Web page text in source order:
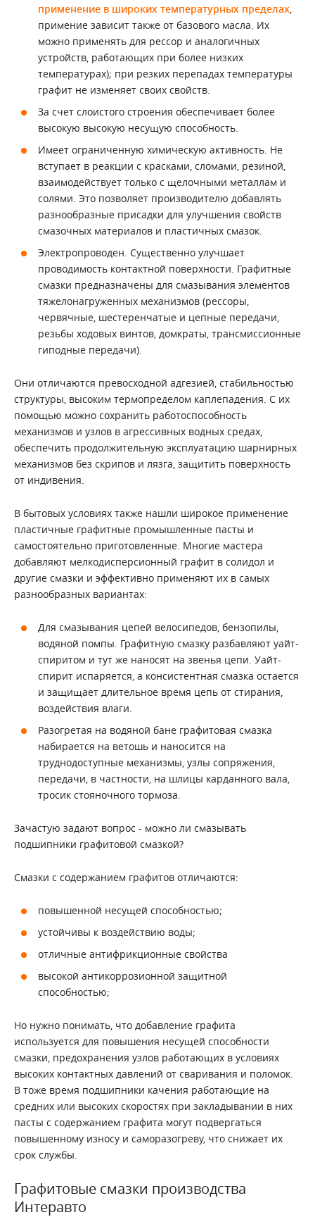
применение в широких температурных пределах,
примение зависит также от базового масла. Их
можно применять для рессор и аналогичных
устройств, работающих при более низких
температурах); при резких перепадах температуры
графит не изменяет своих свойств.
За счет слоистого строения обеспечивает более
высокую высокую несущую способность.
Имеет ограниченную химическую активность. Не
вступает в реакции с красками, сломами, резиной,
взаимодействует только с щелочными металлам и
солями. Это позволяет производителю добавлять
разнообразные присадки для улучшения свойств
смазочных материалов и пластичных смазок.
Электропроводен. Существенно улучшает
проводимость контактной поверхности. Графитные
смазки предназначены для смазывания элементов
тяжелонагруженных механизмов (рессоры,
червячные, шестеренчатые и цепные передачи,
резьбы ходовых винтов, домкраты, трансмиссионные
гиподные передачи).
Они отличаются превосходной адгезией, стабильностью
структуры, высоким термопределом каплепадения. С их
помощью можно сохранить работоспособность
механизмов и узлов в агрессивных водных средах,
обеспечить продолжительную эксплуатацию шарнирных
механизмов без скрипов и лязга, защитить поверхность
от индивения.
В бытовых условиях также нашли широкое применение
пластичные графитные промышленные пасты и
самостоятельно приготовленные. Многие мастера
добавляют мелкодисперсионный графит в солидол и
другие смазки и эффективно применяют их в самых
разнообразных вариантах:
Для смазывания цепей велосипедов, бензопилы,
водяной помпы. Графитную смазку разбавляют уайт-
спиритом и тут же наносят на звенья цепи. Уайт-
спирит испаряется, а консистентная смазка остается
и защищает длительное время цепь от стирания,
воздействия влаги.
Разогретая на водяной бане графитовая смазка
набирается на ветошь и наносится на
труднодоступные механизмы, узлы сопряжения,
передачи, в частности, на шлицы карданного вала,
тросик стояночного тормоза.
Зачастую задают вопрос - можно ли смазывать
подшипники графитовой смазкой?
Смазки с содержанием графитов отличаются:
повышенной несущей способностью;
устойчивы к воздействию воды;
отличные антифрикционные свойства
высокой антикоррозионной защитной
способностью;
Но нужно понимать, что добавление графита
используется для повышения несущей способности
смазки, предохранения узлов работающих в условиях
высоких контактных давлений от сваривания и поломок.
В тоже время подшипники качения работающие на
средних или высоких скоростях при закладывании в них
пасты с содержанием графита могут подвергаться
повышенному износу и саморазогреву, что снижает их
срок службы.
Графитовые смазки производства
Интеравто